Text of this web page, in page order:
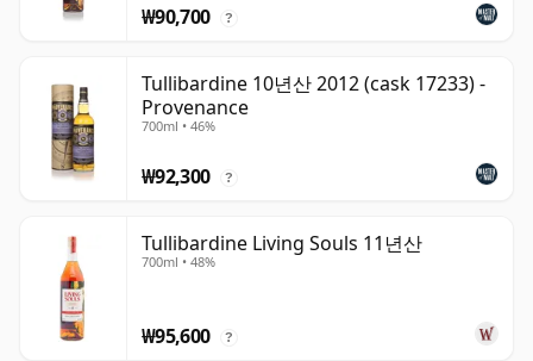
₩90,700 ?
Tullibardine 10년산 2012 (cask 17233) -
Provenance
700ml • 46%
₩92,300 ?
Tullibardine Living Souls 11년산
700ml • 48%
₩95,600 ?